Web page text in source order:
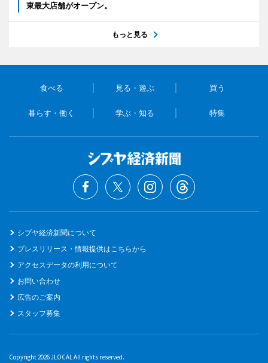
東最大店舗がオープン。
もっと見る
食べる 見る・遊ぶ 買う
暮らす・働く 学ぶ・知る 特集
シブヤ経済新聞について
プレスリリース・情報提供はこちらから
アクセスデータの利用について
お問い合わせ
広告のご案内
スタッフ募集
Copyright 2026 JLOCAL All rights reserved.